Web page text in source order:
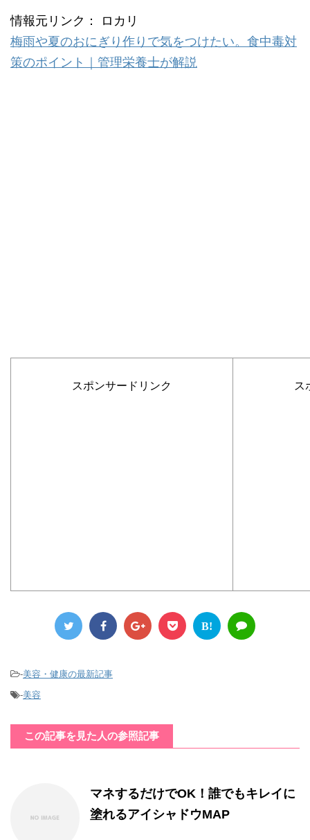
情報元リンク： ロカリ
梅雨や夏のおにぎり作りで気をつけたい。食中毒対
策のポイント｜管理栄養士が解説
スポンサードリンク ス
B!
-美容・健康の最新記事
-美容
この記事を見た人の参照記事
マネするだけでOK！誰でもキレイに
塗れるアイシャドウMAP